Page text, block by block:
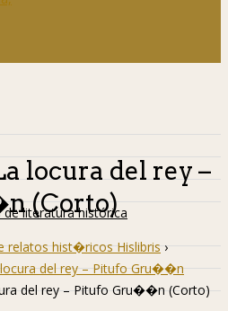
de literatura histórica
locura del rey –
(Corto)
relatos hist�ricos Hislibris ›
del rey – Pitufo Gru��n
del rey – Pitufo Gru��n (Corto)